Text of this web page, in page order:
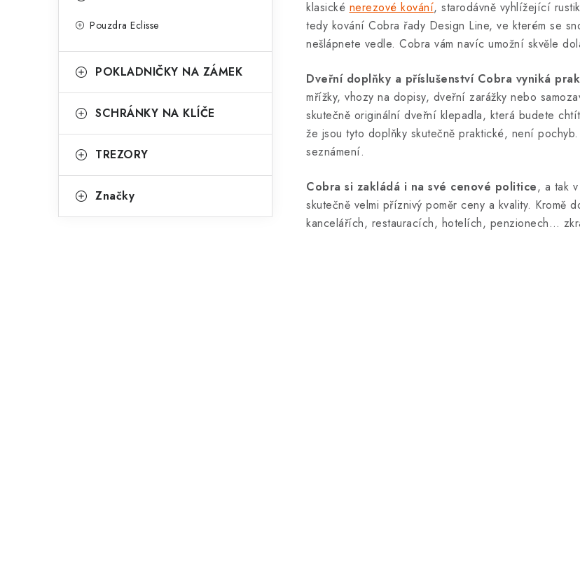
Pouzdra Eclisse
POKLADNIČKY NA ZÁMEK
SCHRÁNKY NA KLÍČE
TREZORY
Značky
klasické nerezové kování, starodávně vyhlížející
tedy kování Cobra řady Design Line, ve kterém se
nešlápnete vedle. Cobra vám navíc umožní skvěle
Dveřní doplňky a příslušenství Cobra vyniká
mřížky, vhozy na dopisy, dveřní zarážky nebo
skutečně originální dveřní klepadla, která budete
že jsou tyto doplňky skutečně praktické, není
seznámení.
Cobra si zakládá i na své cenové politice, a tak
skutečně velmi příznivý poměr ceny a kvality. Kromě
kancelářích, restauracích, hotelích, penzionech…